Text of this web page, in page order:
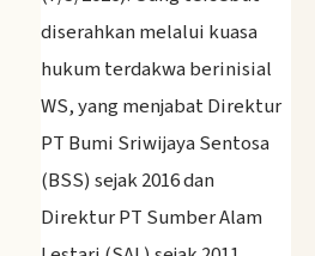
diserahkan melalui kuasa
hukum terdakwa berinisial
WS, yang menjabat Direktur
PT Bumi Sriwijaya Sentosa
(BSS) sejak 2016 dan
Direktur PT Sumber Alam